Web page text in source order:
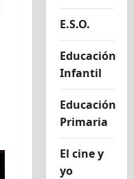
E.S.O.
Educación
Infantil
Educación
Primaria
El cine y
yo